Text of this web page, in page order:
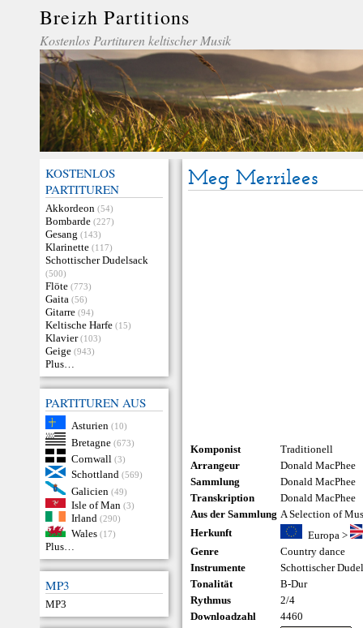
Breizh Partitions
Kostenlos Partituren keltischer Musik
KOSTENLOS
PARTITUREN
Akkordeon (54)
Bombarde (227)
Gesang (143)
Klarinette (117)
Schottischer Dudelsack
(500)
Flöte (773)
Gaita (56)
Gitarre (94)
Keltische Harfe (15)
Klavier (103)
Geige (943)
Plus…
PARTITUREN AUS
Asturien (10)
Bretagne (673)
Cornwall (3)
Schottland (569)
Galicien (49)
Isle of Man (3)
Irland (290)
Wales (17)
Plus…
MP3
MP3
Meg Merrilees
Komponist
Traditionell
Arrangeur
Donald MacPhee
Sammlung
Donald MacPhee
Transkription
Donald MacPhee
Aus der Sammlung A Selection of
Herkunft
Europa>
Genre
Country dance
Instrumente
Schottischer
Tonalität
B-Dur
Rythmus
2/4
Downloadzahl
4460